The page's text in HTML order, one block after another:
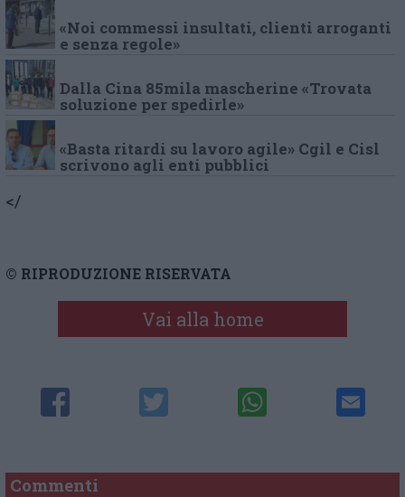
«Noi commessi insultati, clienti arroganti
e senza regole»
Dalla Cina 85mila mascherine «Trovata
soluzione per spedirle»
«Basta ritardi su lavoro agile» Cgil e Cisl
scrivono agli enti pubblici
</
© RIPRODUZIONE RISERVATA
Vai alla home
Commenti